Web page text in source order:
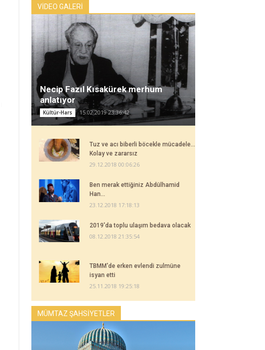
VİDEO GALERİ
Necip Fazıl Kısakürek merhum
anlatıyor
Kültür-Hars 15.02.2019 23:36:42
Tuz ve acı biberli böcekle mücadele...
Kolay ve zararsız
29.12.2018 00:06:26
Ben merak ettiğiniz Abdülhamid
Han...
23.12.2018 17:18:13
2019'da toplu ulaşım bedava olacak
08.12.2018 21:35:54
TBMM'de erken evlendi zulmüne
isyan etti
25.11.2018 19:25:18
MÜMTAZ ŞAHSİYETLER